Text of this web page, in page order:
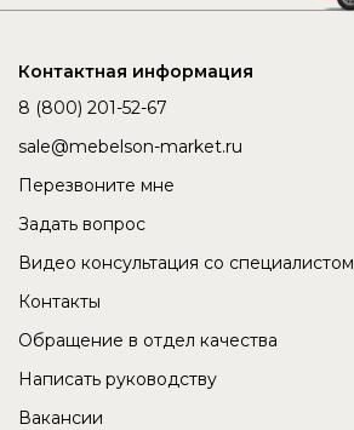
Контактная информация
8 (800) 201-52-67
sale@mebelson-market.ru
Перезвоните мне
Задать вопрос
Видео консультация со специалистом
Контакты
Обращение в отдел качества
Написать руководству
Вакансии